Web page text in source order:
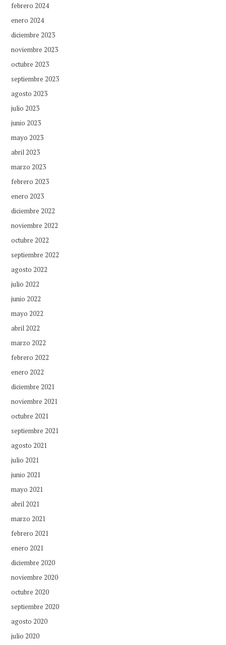
febrero 2024
enero 2024
diciembre 2023
noviembre 2023
octubre 2023
septiembre 2023
agosto 2023
julio 2023
junio 2023
mayo 2023
abril 2023
marzo 2023
febrero 2023
enero 2023
diciembre 2022
noviembre 2022
octubre 2022
septiembre 2022
agosto 2022
julio 2022
junio 2022
mayo 2022
abril 2022
marzo 2022
febrero 2022
enero 2022
diciembre 2021
noviembre 2021
octubre 2021
septiembre 2021
agosto 2021
julio 2021
junio 2021
mayo 2021
abril 2021
marzo 2021
febrero 2021
enero 2021
diciembre 2020
noviembre 2020
octubre 2020
septiembre 2020
agosto 2020
julio 2020